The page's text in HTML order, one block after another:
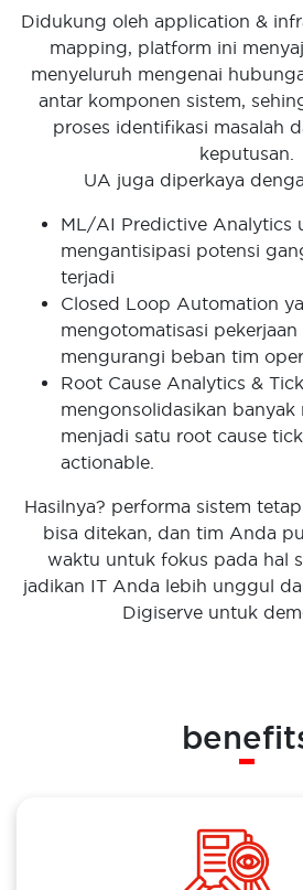
Didukung oleh application &
mapping, platform ini
menyeluruh mengenai
antar komponen sistem,
proses identifikasi masalah
keputusan.
UA juga diperkaya
ML/AI Predictive Analytics
mengantisipasi potensi
terjadi
Closed Loop Automation
mengotomatisasi
mengurangi beban tim
Root Cause Analytics &
mengonsolidasikan banyak
menjadi satu root cause
actionable.
Hasilnya? performa sistem
bisa ditekan, dan tim Anda
waktu untuk fokus pada hal
jadikan IT Anda lebih unggul
Digiserve untuk